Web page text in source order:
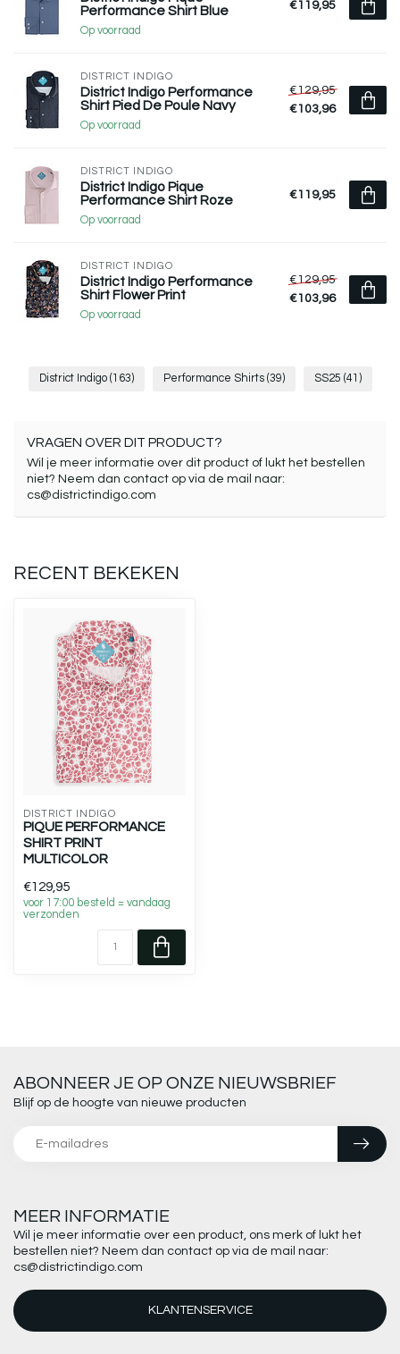
Performance Shirt Blue
Op voorraad
€119,95
DISTRICT INDIGO
District Indigo Performance
Shirt Pied De Poule Navy
Op voorraad
€129,95
€103,96
DISTRICT INDIGO
District Indigo Pique
Performance Shirt Roze
Op voorraad
€119,95
DISTRICT INDIGO
District Indigo Performance
Shirt Flower Print
Op voorraad
€129,95
€103,96
District Indigo (163) Performance Shirts (39) SS25 (41)
VRAGEN OVER DIT PRODUCT?
Wil je meer informatie over dit product of lukt het bestellen
niet? Neem dan contact op via de mail naar:
cs@districtindigo.com
RECENT BEKEKEN
DISTRICT INDIGO
PIQUE PERFORMANCE
SHIRT PRINT
MULTICOLOR
€129,95
voor 17:00 besteld = vandaag
verzonden
MEER INFORMATIE
Wil je meer informatie over een product, ons merk of lukt het
bestellen niet? Neem dan contact op via de mail naar:
cs@districtindigo.com
KLANTENSERVICE
ABONNEER JE OP ONZE NIEUWSBRIEF
Blijf op de hoogte van nieuwe producten